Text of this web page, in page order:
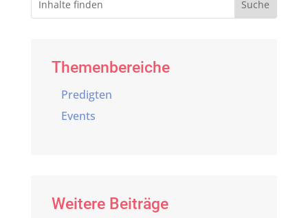
Themenbereiche
Predigten
Events
Weitere Beiträge